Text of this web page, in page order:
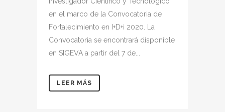
en el marco de la Convocatoria de
Fortalecimiento en I+D+i 2020. La
Convocatoria se encontrará disponible
en SIGEVA a partir del 7 de...
LEER MÁS